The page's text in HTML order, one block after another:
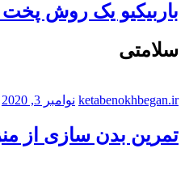
باربیکیو یک روش
سلامتی
ketabenokhbegan.ir نوامبر 3, 2020
تمرین بدن سازی از